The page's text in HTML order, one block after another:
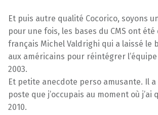
Et puis autre qualité Cocorico, soyons
pour une fois, les bases du CMS ont
français Michel Valdrighi qui a laissé le
aux américains pour réintégrer
2003.
Et petite anecdote perso amusante. Il a
poste que j’occupais au moment où j’ai
2010.